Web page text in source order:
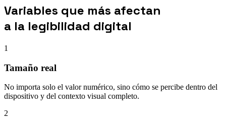
Variables que más afectan
a la legibilidad digital
1
Tamaño real
No importa solo el valor numérico, sino cómo se percibe dentro del
dispositivo y del contexto visual completo.
2